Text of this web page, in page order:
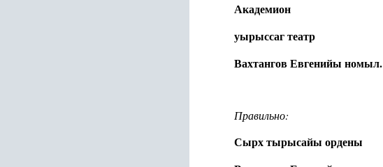
Академион
уырыссаг театр
Вахтангов Евгенийы номыл.
Правильно:
Сырх тырысайы ордены